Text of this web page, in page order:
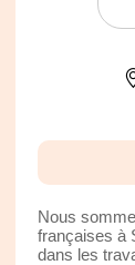
Nous
françaises à
dans les